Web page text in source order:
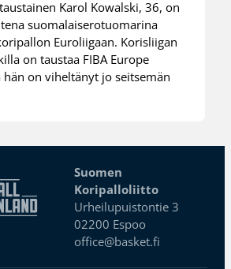
Karol Kowalski, 36, on
suomalaiserotuomarina
Euroliigaan. Korisliigan
on taustaa FIBA Europe
hän on viheltänyt jo seitsemän
Suomen
Koripalloliitto
Urheilupuistontie 3
02200 Espoo
office@basket.fi